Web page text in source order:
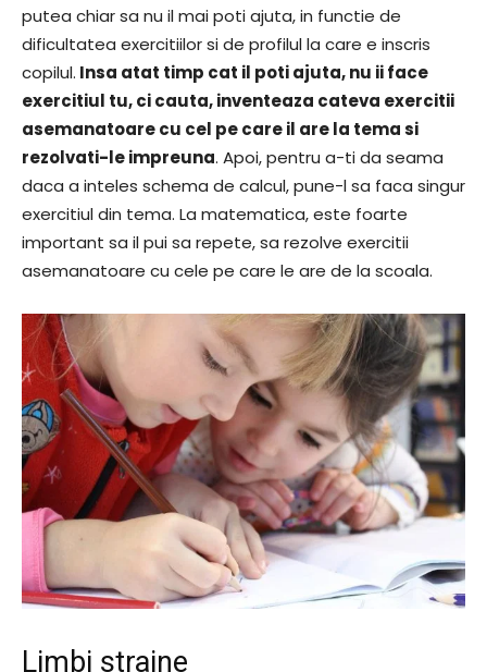
putea chiar sa nu il mai poti ajuta, in functie de
dificultatea exercitiilor si de profilul la care e inscris
copilul. Insa atat timp cat il poti ajuta, nu ii face
exercitiul tu, ci cauta, inventeaza cateva exercitii
asemanatoare cu cel pe care il are la tema si
rezolvati-le impreuna. Apoi, pentru a-ti da seama
daca a inteles schema de calcul, pune-l sa faca singur
exercitiul din tema. La matematica, este foarte
important sa il pui sa repete, sa rezolve exercitii
asemanatoare cu cele pe care le are de la scoala.
Limbi straine